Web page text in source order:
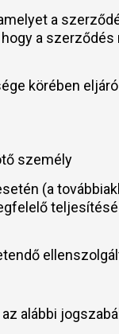
a
a
körében
személy
(a
alábbi